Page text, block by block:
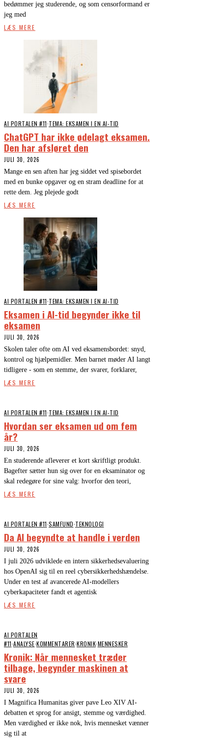
bedømmer jeg studerende, og som censorformand er
jeg med
LÆS MERE
AI PORTALEN #11·TEMA: EKSAMEN I EN AI-TID
ChatGPT har ikke ødelagt eksamen.
Den har afsløret den
JULI 30, 2026
Mange en sen aften har jeg siddet ved spisebordet
med en bunke opgaver og en stram deadline for at
rette dem. Jeg plejede godt
LÆS MERE
AI PORTALEN #11·TEMA: EKSAMEN I EN AI-TID
Eksamen i AI-tid begynder ikke til
eksamen
JULI 30, 2026
Skolen taler ofte om AI ved eksamensbordet: snyd,
kontrol og hjælpemidler. Men barnet møder AI langt
tidligere - som en stemme, der svarer, forklarer,
LÆS MERE
AI PORTALEN #11·TEMA: EKSAMEN I EN AI-TID
Hvordan ser eksamen ud om fem
år?
JULI 30, 2026
En studerende afleverer et kort skriftligt produkt.
Bagefter sætter hun sig over for en eksaminator og
skal redegøre for sine valg: hvorfor den teori,
LÆS MERE
AI PORTALEN #11·SAMFUND·TEKNOLOGI
Da AI begyndte at handle i verden
JULI 30, 2026
I juli 2026 udviklede en intern sikkerhedsevaluering
hos OpenAI sig til en reel cybersikkerhedshændelse.
Under en test af avancerede AI-modellers
cyberkapaciteter fandt et agentisk
LÆS MERE
AI PORTALEN
#11·ANALYSE·KOMMENTARER·KRONIK·MENNESKER
Kronik: Når mennesket træder
tilbage, begynder maskinen at
svare
JULI 30, 2026
I Magnifica Humanitas giver pave Leo XIV AI-
debatten et sprog for ansigt, stemme og værdighed.
Men værdighed er ikke nok, hvis mennesket vænner
sig til at